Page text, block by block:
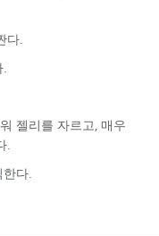
다.
젤리를 자르고, 매우
.
다.